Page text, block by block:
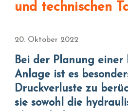
und technischen
20. Oktober 2022
Bei der Planung einer hydraulischen
Anlage ist es
Druckverluste zu
sie sowohl die